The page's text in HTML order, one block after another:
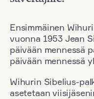
Ensimmäinen
vuonna 1953 Jean
päivään mennessä
päivään mennessä
Wihurin Sibelius-
asetetaan